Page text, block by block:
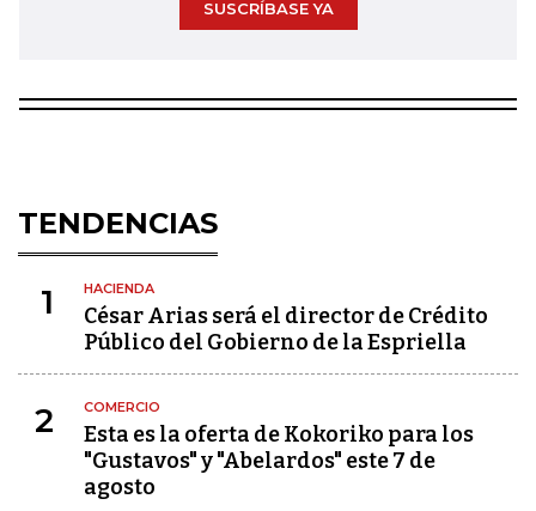
SUSCRÍBASE YA
TENDENCIAS
1 HACIENDA
César Arias será el director de Crédito
Público del Gobierno de la Espriella
2 COMERCIO
Esta es la oferta de Kokoriko para los
"Gustavos" y "Abelardos" este 7 de
agosto